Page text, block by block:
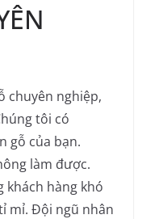
chuyên nghiệp,
tôi có
gỗ của bạn.
làm được.
khách hàng khó
mỉ. Đội ngũ nhân